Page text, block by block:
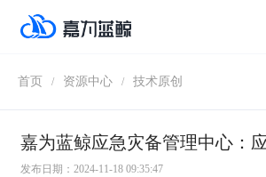
首页 / 资源中心 / 技术原创
发布日期：2024-11-18 09:35:47